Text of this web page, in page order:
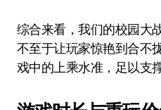
综合来看，我们的校园大
不至于让玩家惊艳到合不
戏中的上乘水准，足以支